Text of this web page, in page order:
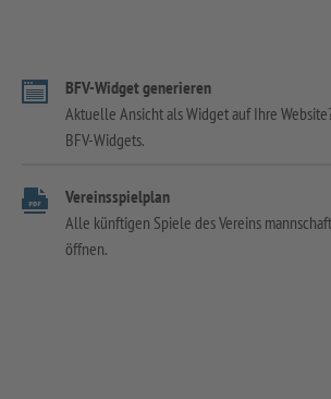
BFV-Widget generieren
Aktuelle Ansicht als Widget auf Ihre
BFV-Widgets.
Vereinsspielplan
Alle künftigen Spiele des Vereins
öffnen.